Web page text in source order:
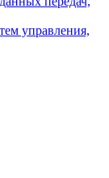
управления,